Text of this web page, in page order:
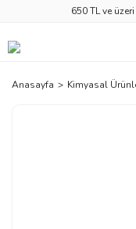
650 TL ve
Anasayfa Kimyasal